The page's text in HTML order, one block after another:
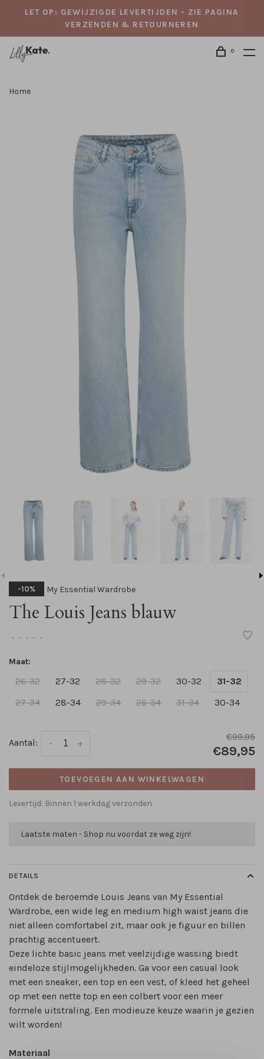
LET OP: GEWIJZIGDE LEVERTIJDEN - ZIE PAGINA
VERZENDEN & RETOURNEREN
0
Home
-10% My Essential Wardrobe
The Louis Jeans blauw
• • • • •
Maat:
26-32 27-32 28-32 29-32 30-32
31-32
27-34
28-34 29-34 26-34 31-34 30-34
Aantal: +
-
€99,95
€89,95
TOEVOEGEN AAN WINKELWAGEN
Levertijd: Binnen 1 werkdag verzonden
Laatste maten - Shop nu voordat ze weg zijn!
DETAILS
Ontdek de beroemde Louis Jeans van My Essential
Wardrobe, een wide leg en medium high waist jeans die
niet alleen comfortabel zit, maar ook je figuur en billen
prachtig accentueert.
Deze lichte basic jeans met veelzijdige wassing biedt
eindeloze stijlmogelijkheden. Ga voor een casual look
met een sneaker, een top en een vest, of kleed het geheel
op met een nette top en een colbert voor een meer
formele uitstraling. Een modieuze keuze waarin je gezien
wilt worden!
Materiaal